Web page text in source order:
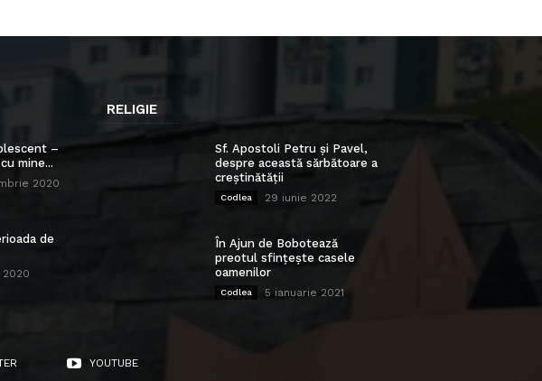
–
mine...
2020
de
2020
RELIGIE
Sf. Apostoli Petru și Pavel,
despre această sărbătoare a
creștinătății
Codlea 29 iunie 2022
În Ajun de Bobotează
preotul sfințește casele
oamenilor
Codlea 5 ianuarie 2021
YOUTUBE